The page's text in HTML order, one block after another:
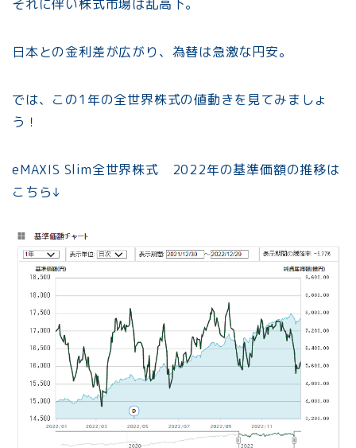
それに伴い株式市場は乱高下。
日本との金利差が広がり、為替は急激な円安。
では、この1年の全世界株式の値動きを見てみましょ
う！
eMAXIS Slim全世界株式 2022年の基準価額の推移は
こちら↓